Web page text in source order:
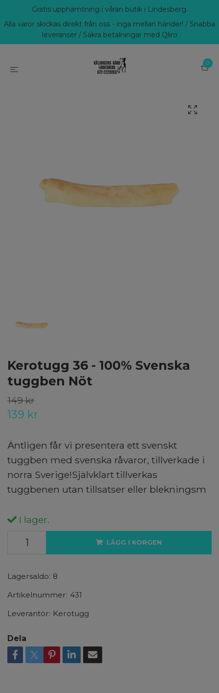
Gratis upphämtning i våran butik i Lindesberg.
Alla varor skickas direkt från oss - inga mellan händer! / Snabba
leveranser / Säkra betalningar med Qliro
0
Kerotugg 36 - 100% Svenska
tuggben Nöt
149 kr
139 kr
Äntligen får vi presentera ett svenskt
tuggben med svenska råvaror, tillverkade i
norra Sverige!Självklart tillverkas
tuggbenen utan tillsatser eller blekningsm
I lager.
LÄGG I KORGEN
Lagersaldo: 8
Artikelnummer: 431
Leverantör: Kerotugg
Dela